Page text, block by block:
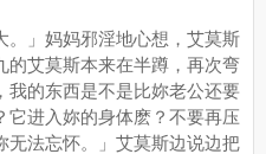
」妈妈邪淫地心想，艾莫斯
的艾莫斯本来在半蹲，再次弯
我的东西是不是比妳老公还要
它进入妳的身体麽？不要再压
无法忘怀。」艾莫斯边说边把